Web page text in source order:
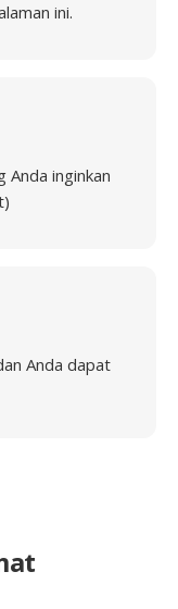
ini.
Anda inginkan
Anda dapat